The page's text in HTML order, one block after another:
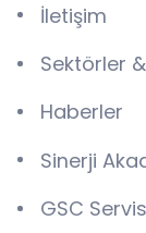
İletişim
Sektörler
Haberler
Sinerji
GSC Servis